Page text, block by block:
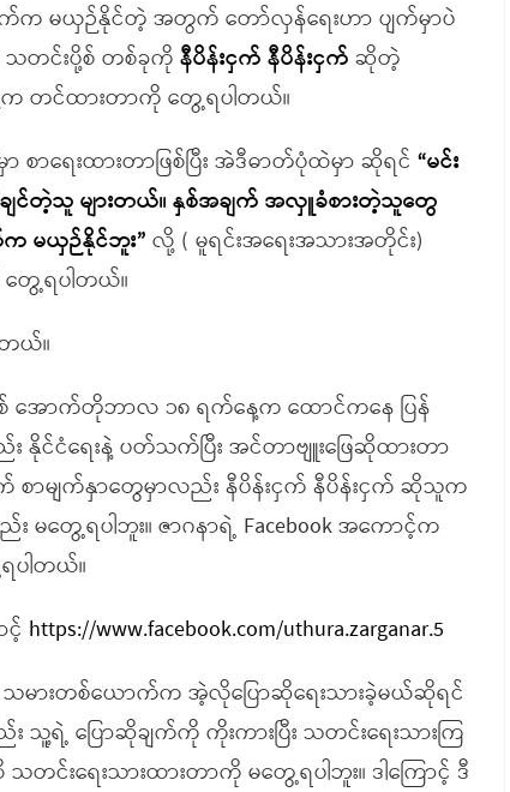
က မယှဉ်နိုင်တဲ့ အတွက် တော်လှန်ရေးဟာ ပျက်မှာပဲ
သတင်းပို့စ် တစ်ခုကို နီပိန်းငှက် နီပိန်းငှက် ဆိုတဲ့
ေ့က တင်ထားတာကို တွေ့ရပါတယ်။
စာရေးထားတာဖြစ်ပြီး အဲဒီဓာတ်ပုံထဲမှာ ဆိုရင် “မင်း
င်တဲ့သူ များတယ်။ နှစ်အချက် အလှူခံစားတဲ့သူတွေ
မယှဉ်နိုင်ဘူး” လို့ ( မူရင်းအရေးအသားအတိုင်း)
တွေ့ရပါတယ်။
တယ်။
စ် အောက်တိုဘာလ ၁၈ ရက်နေ့က ထောင်ကနေ ပြန်
ငံရေးနဲ့ ပတ်သက်ပြီး အင်တာဗျူးဖြေဆိုထားတာ
မျက်နှာတွေမှာလည်း နီပိန်းငှက် နီပိန်းငှက် ဆိုသူက
တွေ့ရပါဘူး။ ဇာဂနာရဲ့ Facebook အကောင့်က
ပါတယ်။
င့် https://www.facebook.com/uthura.zarganar.5
သမားတစ်ယောက်က အဲ့လိုပြောဆိုရေးသားခဲ့မယ်ဆိုရင်
သူ့ရဲ့ ပြောဆိုချက်ကို ကိုးကားပြီး သတင်းရေးသားကြ
းရေးသားထားတာကို မတွေ့ရပါဘူး။ ဒါကြောင့် ဒီ